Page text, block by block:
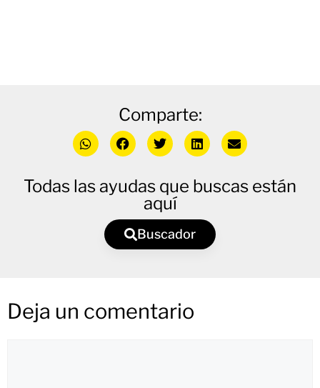
Comparte:
Todas las ayudas que buscas están
aquí
Buscador
Deja un comentario